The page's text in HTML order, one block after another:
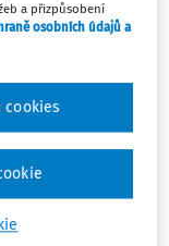
a přizpůsobení
osobních údajů a
cookies